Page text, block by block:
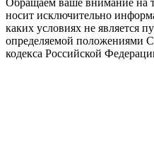
носит исключительно
каких условиях не является
определяемой положениями
кодекса Российской